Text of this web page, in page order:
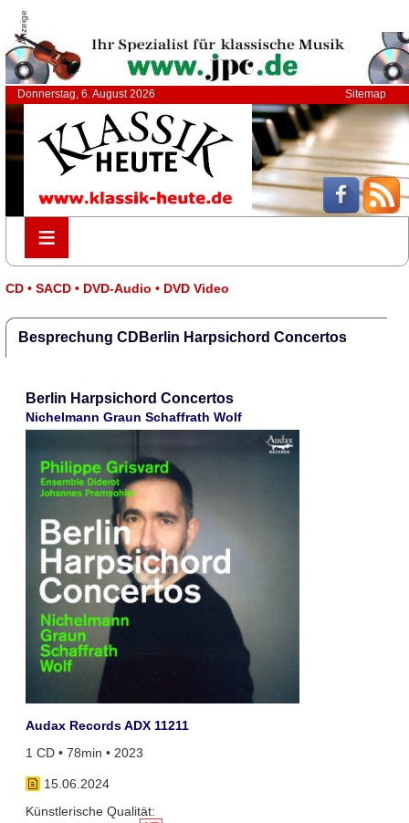
Anzeige
Donnerstag, 6. August 2026 Sitemap
≡
≡
CD • SACD • DVD-Audio • DVD Video
Besprechung CDBerlin Harpsichord Concertos
Berlin Harpsichord Concertos
Nichelmann Graun Schaffrath Wolf
Audax Records ADX 11211
1 CD • 78min • 2023
15.06.2024
Künstlerische Qualität: